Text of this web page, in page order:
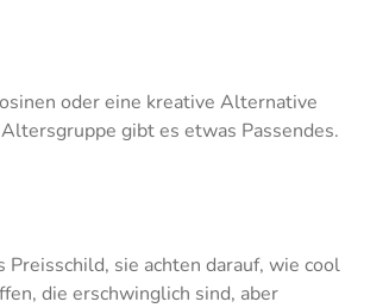
oder eine kreative Alternative
gibt es etwas Passendes.
Preisschild, sie achten darauf, wie cool
die erschwinglich sind, aber